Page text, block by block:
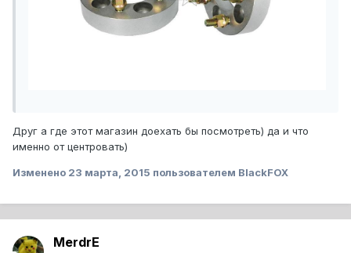
Друг а где этот магазин доехать бы посмотреть) да и что
именно от центровать)
Изменено 23 марта, 2015 пользователем BlackFOX
MerdrE